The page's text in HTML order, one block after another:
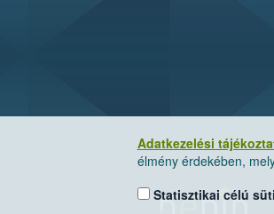
Adatkezelési
élmény érdekében,
Statisztikai célú